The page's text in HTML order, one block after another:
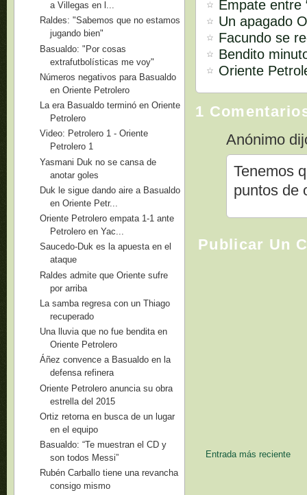
Empate entre
Un apagado
Facundo se
Bendito
Oriente
1
Anónimo
Tenemos
puntos de
Publicar Un
Entrada más reciente
a Villegas en l...
Raldes: "Sabemos que no estamos
jugando bien"
Basualdo: "Por cosas
extrafutbolísticas me voy"
Números negativos para Basualdo
en Oriente Petrolero
La era Basualdo terminó en Oriente
Petrolero
Video: Petrolero 1 - Oriente
Petrolero 1
Yasmani Duk no se cansa de
anotar goles
Duk le sigue dando aire a Basualdo
en Oriente Petr...
Oriente Petrolero empata 1-1 ante
Petrolero en Yac...
Saucedo-Duk es la apuesta en el
ataque
Raldes admite que Oriente sufre
por arriba
La samba regresa con un Thiago
recuperado
Una lluvia que no fue bendita en
Oriente Petrolero
Áñez convence a Basualdo en la
defensa refinera
Oriente Petrolero anuncia su obra
estrella del 2015
Ortiz retorna en busca de un lugar
en el equipo
Basualdo: “Te muestran el CD y
son todos Messi”
Rubén Carballo tiene una revancha
consigo mismo